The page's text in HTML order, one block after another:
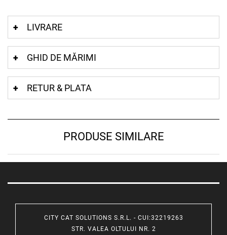
LIVRARE
GHID DE MĂRIMI
RETUR & PLATA
PRODUSE SIMILARE
CITY CAT SOLUTIONS S.R.L. - CUI:32219263
STR. VALEA OLTULUI NR. 2